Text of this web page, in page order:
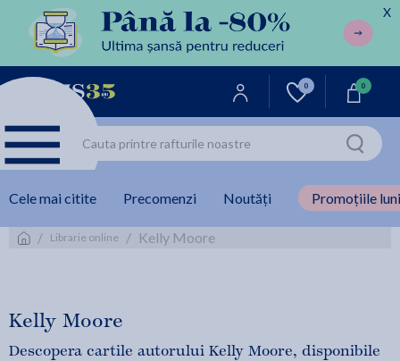
X
0 0
Cele mai citite Precomenzi Noutăți Promoțiile
/ Librarie online / Kelly Moore
Kelly Moore
Descopera cartile autorului Kelly Moore, disponibile